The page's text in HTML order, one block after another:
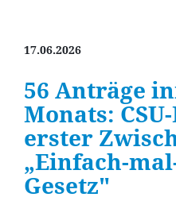
17.06.2026
56 Anträge
Monats:
erster
Einfach-
Gesetz"